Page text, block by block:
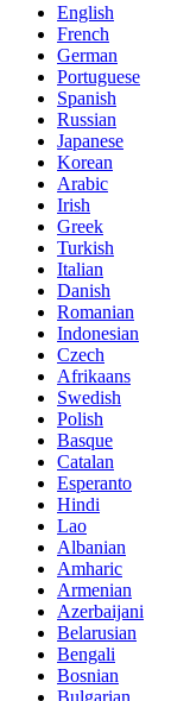
English
French
German
Portuguese
Spanish
Russian
Japanese
Korean
Arabic
Irish
Greek
Turkish
Italian
Danish
Romanian
Indonesian
Czech
Afrikaans
Swedish
Polish
Basque
Catalan
Esperanto
Hindi
Lao
Albanian
Amharic
Armenian
Azerbaijani
Belarusian
Bengali
Bosnian
Bulgarian